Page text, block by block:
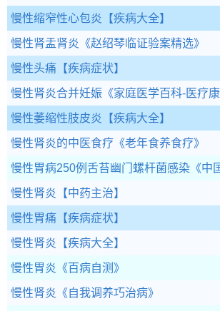
慢性缩窄性心包炎 【疾病大全】
慢性肾盂肾炎 《赵绍琴临证验案精选》
慢性头痛 【疾病症状】
慢性肾炎合并妊娠 《家庭医学百科-医疗康
慢性萎缩性肢皮炎 【疾病大全】
慢性肾炎的中医食疗 《老年食养食疗》
慢性胃病250例舌苔幽门螺杆菌感染 《中
慢性肾炎 【中药主治】
慢性胃痛 【疾病症状】
慢性肾炎 【疾病大全】
慢性胃炎 《百病自测》
慢性肾炎 《自我调养巧治病》